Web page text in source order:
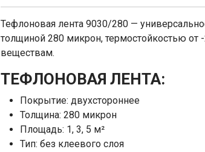
Тефлоновая лента 9030/280 —
толщиной 280 микрон, термостойкостью от
веществам.
ТЕФЛОНОВАЯ ЛЕНТА:
Покрытие: двухстороннее
Толщина: 280 микрон
Площадь: 1, 3, 5 м²
Тип: без клеевого слоя